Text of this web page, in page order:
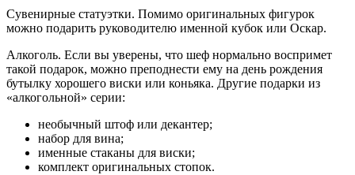
Сувенирные статуэтки. Помимо оригинальных фигурок
можно подарить руководителю именной кубок или Оскар.
Алкоголь. Если вы уверены, что шеф нормально воспримет
такой подарок, можно преподнести ему на день рождения
бутылку хорошего виски или коньяка. Другие подарки из
«алкогольной» серии:
необычный штоф или декантер;
набор для вина;
именные стаканы для виски;
комплект оригинальных стопок.